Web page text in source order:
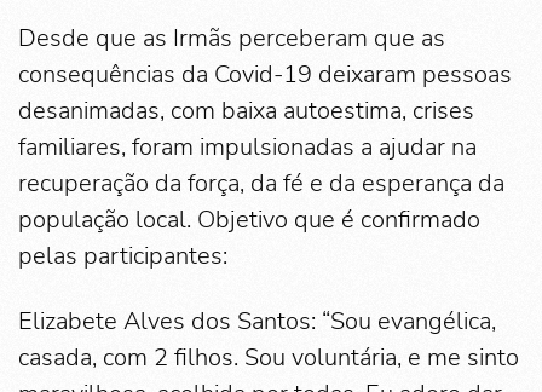
Desde que as Irmãs perceberam que as
consequências da Covid-19 deixaram pessoas
desanimadas, com baixa autoestima, crises
familiares, foram impulsionadas a ajudar na
recuperação da força, da fé e da esperança da
população local. Objetivo que é confirmado
pelas participantes:
Elizabete Alves dos Santos: “Sou evangélica,
casada, com 2 filhos. Sou voluntária, e me sinto